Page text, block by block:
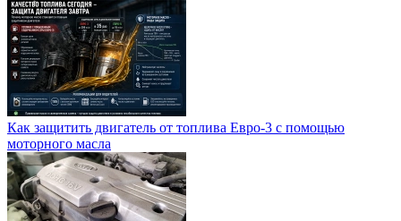
Как защитить двигатель от топлива Евро-3 с помощью
моторного масла